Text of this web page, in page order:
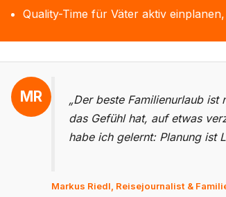
Quality-Time für Väter aktiv
MR
„Der beste Familienurlaub
das Gefühl hat, auf etwas
habe ich gelernt: Planung ist
Markus Riedl, Reisejournalist &